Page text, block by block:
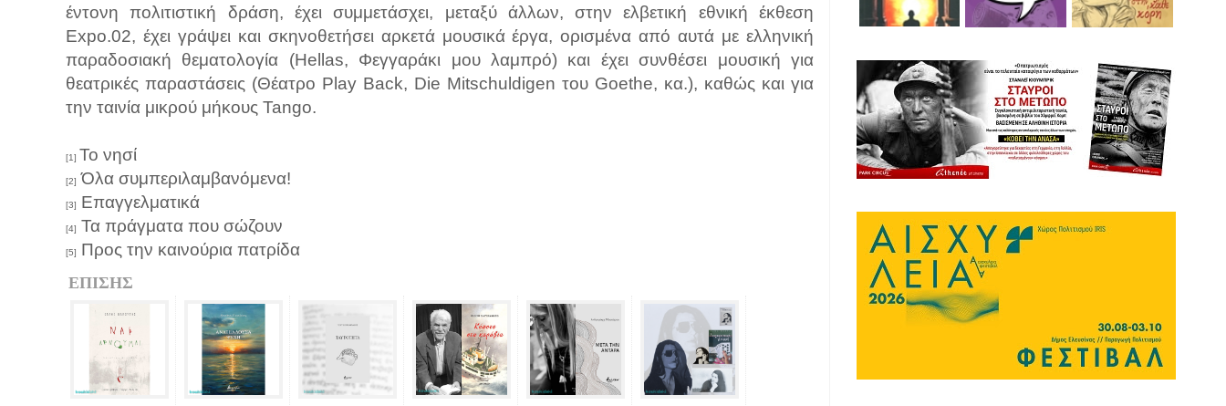
έντονη πολιτιστική δράση, έχει συμμετάσχει, μεταξύ άλλων, στην ελβετική εθνική έκθεση
Expo.02, έχει γράψει και σκηνοθετήσει αρκετά μουσικά έργα, ορισμένα από αυτά με ελληνική
παραδοσιακή θεματολογία (Hellas, Φεγγαράκι μου λαμπρό) και έχει συνθέσει μουσική για
θεατρικές παραστάσεις (Θέατρο Play Back, Die Mitschuldigen του Goethe, κα.), καθώς και για
την ταινία μικρού μήκους Tango.
[1] Το νησί
[2] Όλα συμπεριλαμβανόμενα!
[3] Επαγγελματικά
[4] Τα πράγματα που σώζουν
[5] Προς την καινούρια πατρίδα
ΕΠΙΣΗΣ